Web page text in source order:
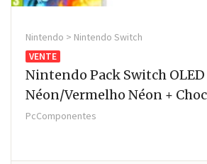
Nintendo > Nintendo Switch
VENTE
Nintendo Pack Switch
Néon/Vermelho Néon +
PcComponentes